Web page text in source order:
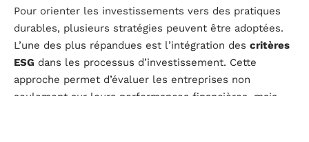
Pour orienter les investissements vers des pratiques
durables, plusieurs stratégies peuvent être adoptées.
L’une des plus répandues est l’intégration des critères
ESG dans les processus d’investissement. Cette
approche permet d’évaluer les entreprises non
seulement sur leurs performances financières, mais